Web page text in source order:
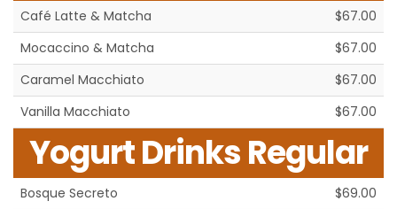
Café Latte & Matcha
$67.00
Mocaccino & Matcha
$67.00
Caramel Macchiato
$67.00
Vanilla Macchiato
$67.00
Yogurt Drinks Regular
Bosque Secreto
$69.00